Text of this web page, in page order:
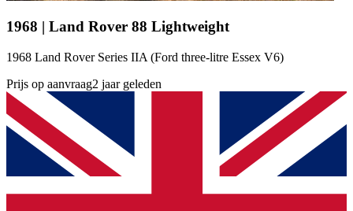
1968 | Land Rover 88 Lightweight
1968 Land Rover Series IIA (Ford three-litre Essex V6)
Prijs op aanvraag2 jaar geleden